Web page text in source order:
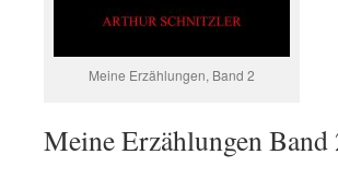
Meine Erzählungen, Band 2
Meine Erzählungen Band